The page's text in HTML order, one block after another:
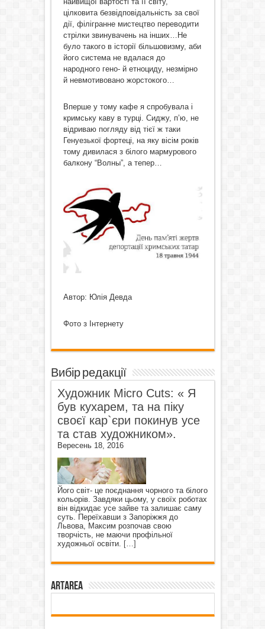
цілковита безвідповідальність за свої
дії, філігранне мистецтво переводити
стрілки звинувачень на інших…Не
було такого в історії більшовизму, аби
його система не вдалася до
народного гено- й етноциду, незмірно
й невмотивовано жорстокого…
Вперше у тому кафе я спробувала і
кримську каву в турці. Сиджу, п’ю, не
відриваю погляду від тієї ж таки
Генуезької фортеці, на яку вісім років
тому дивилася з білого мармурового
балкону “Волны”, а тепер…
Автор: Юлія Девда
Фото з Інтернету
Вибір редакції
Художник Micro Cuts: « Я
був кухарем, та на піку
своєї кар`єри покинув усе
та став художником».
Вересень 18, 2016
Його світ- це поєднання чорного та білого
кольорів. Завдяки цьому, у своїх роботах
він відкидає усе зайве та залишає саму
суть. Переїхавши з Запоріжжя до
Львова, Максим розпочав свою
творчість, не маючи профільної
художньої освіти.
[…]
ArtArea